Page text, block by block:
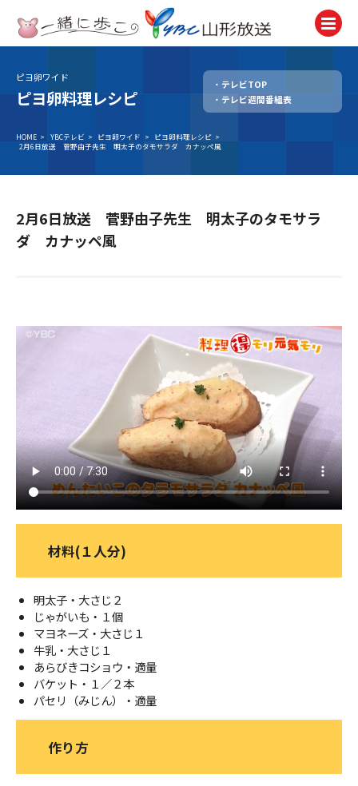
テレビ
TV
ラジオ
Radio
アナウンサー
Announcer
試写会・プレゼント
ＹＢＣオンデマンド
やまがた情熱市場
ピヨ卵ワイド
ピヨ卵料理レシピ
テレビTOP
テレビ週間番組表
HOME > YBCテレビ > ピヨ卵ワイド > ピヨ卵料理レシピ >
2月6日放送 菅野由子先生 明太子のタモサラダ カナッペ風
2月6日放送 菅野由子先生 明太子のタモサラ
ダ カナッペ風
材料(１人分)
明太子・大さじ２
じゃがいも・１個
マヨネーズ・大さじ１
牛乳・大さじ１
あらびきコショウ・適量
バケット・１／２本
パセリ（みじん）・適量
作り方